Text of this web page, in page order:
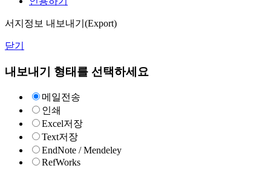
서지정보 내보내기(Export)
닫기
내보내기 형태를 선택하세요
메일전송
인쇄
Excel저장
Text저장
EndNote / Mendeley
RefWorks